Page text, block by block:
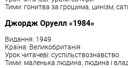
Тими: гонитва за грошима, цинізм,
Джордж Оруелл «1984»
Видання: 1949
Країна: Великобританія
Урок читачеві: суспільствознавство
Тими: маленька людина, людина і